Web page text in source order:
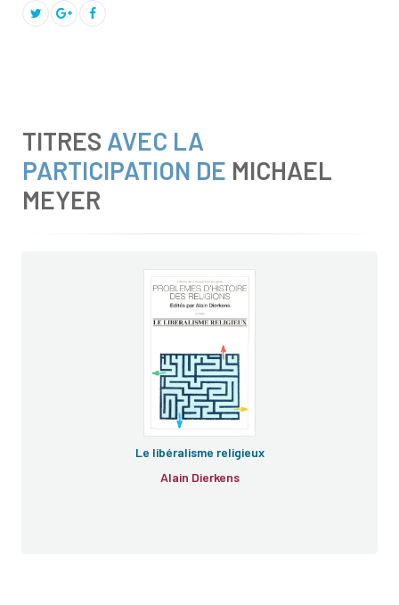
TITRES AVEC LA
PARTICIPATION DE MICHAEL
MEYER
Le libéralisme religieux
Alain Dierkens